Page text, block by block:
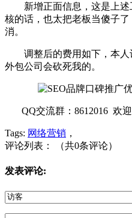
新增正面信息，这是上述
核的话，也太把老板当傻子
消。
调整后的费用如下，本人
外包公司会砍死我的。
QQ交流群：8612016 欢
Tags: 网络营销 ，
评论列表： （共0条评论）
发表评论: